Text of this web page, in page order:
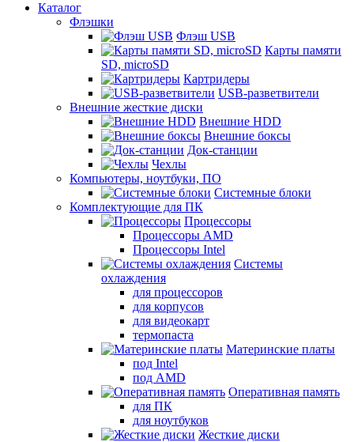
Каталог
Флэшки
Флэш USB
Карты памяти
SD, microSD
Картридеры
USB-разветвители
Внешние жесткие диски
Внешние HDD
Внешние боксы
Док-станции
Чехлы
Компьютеры, ноутбуки, ПО
Системные блоки
Комплектующие для ПК
Процессоры
Процессоры AMD
Процессоры Intel
Системы
охлаждения
для процессоров
для корпусов
для видеокарт
термопаста
Материнские платы
под Intel
под AMD
Оперативная память
для ПК
для ноутбуков
Жесткие диски